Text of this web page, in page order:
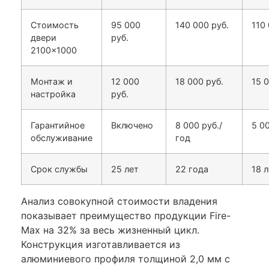
Стоимость
двери
2100×1000
95 000
руб.
140 000 руб. 110
Монтаж и
настройка
12 000
руб.
18 000 руб. 15
Гарантийное
обслуживание
Включено
8 000 руб./
год
5
Срок службы 25 лет 22 года 18
Анализ совокупной стоимости владения
показывает преимущество продукции Fire-
Max на 32% за весь жизненный цикл.
Конструкция изготавливается из
алюминиевого профиля толщиной 2,0 мм с